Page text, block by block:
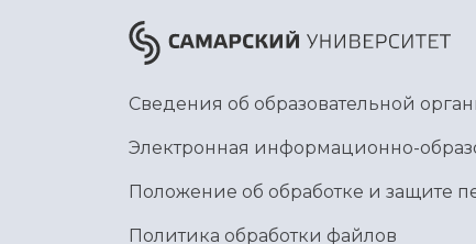
Сведения об образовательной
Электронная информационно-
Положение об обработке и защите
Политика обработки файлов